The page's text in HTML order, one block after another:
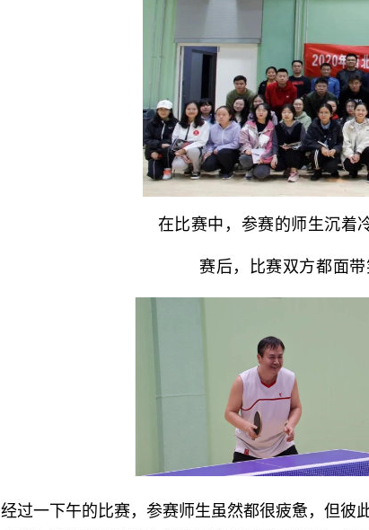
在比赛中，参赛的师生沉着
赛后，比赛双方都面
经过一下午的比赛，参赛师生虽然都很疲惫，但彼